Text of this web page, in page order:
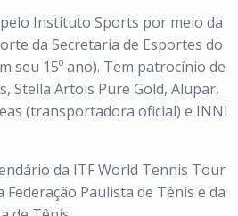
Instituto Sports por meio da
da Secretaria de Esportes do
seu 15º ano). Tem patrocínio de
Stella Artois Pure Gold, Alupar,
(transportadora oficial) e INNI
da ITF World Tennis Tour
Federação Paulista de Tênis e da